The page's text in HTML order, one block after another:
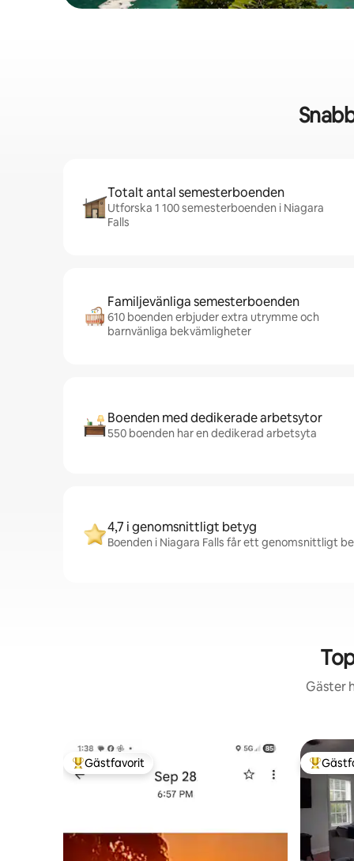
Totalt antal semesterboenden
Utforska 1 100 semesterboenden i Niagara
Falls
Familjevänliga semesterboenden
610 boenden erbjuder extra utrymme och
barnvänliga bekvämligheter
Boenden med dedikerade arbetsytor
550 boenden har en dedikerad arbetsyta
4,7 i genomsnittligt betyg
Boenden i Niagara Falls får ett genomsnittligt
Gäster
Populär gästfavorit
Gästfavorit